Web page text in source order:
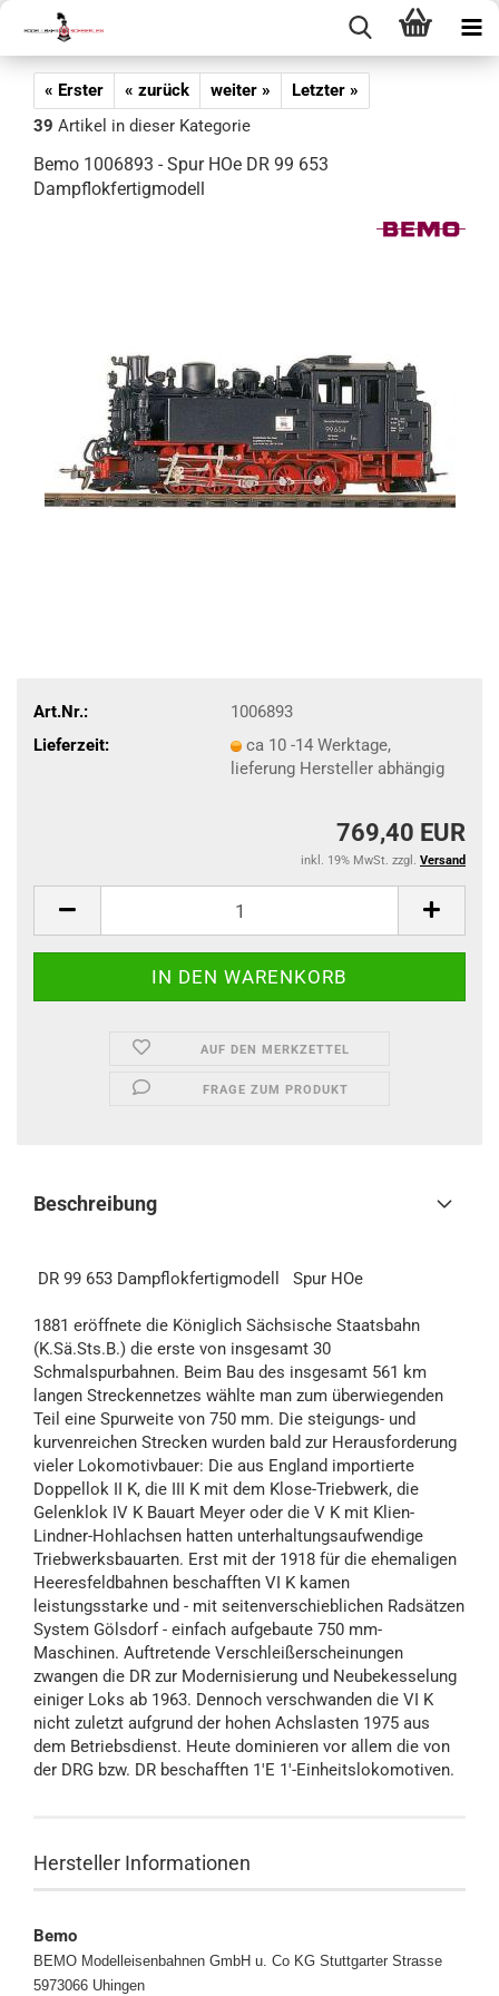
« Erster « zurück weiter »
Letzter »
39 Artikel in dieser Kategorie
Bemo 1006893 - Spur HOe DR 99 653
Dampflokfertigmodell
Art.Nr.:
1006893
Lieferzeit:
ca 10 -14 Werktage,
lieferung Hersteller abhängig
769,40 EUR
inkl. 19% MwSt. zzgl. Versand
AUF DEN MERKZETTEL
FRAGE ZUM PRODUKT
Beschreibung
DR 99 653 Dampflokfertigmodell Spur HOe
1881 eröffnete die Königlich Sächsische Staatsbahn
(K.Sä.Sts.B.) die erste von insgesamt 30
Schmalspurbahnen. Beim Bau des insgesamt 561 km
langen Streckennetzes wählte man zum überwiegenden
Teil eine Spurweite von 750 mm. Die steigungs- und
kurvenreichen Strecken wurden bald zur Herausforderung
vieler Lokomotivbauer: Die aus England importierte
Doppellok II K, die III K mit dem Klose-Triebwerk, die
Gelenklok IV K Bauart Meyer oder die V K mit Klien-
Lindner-Hohlachsen hatten unterhaltungsaufwendige
Triebwerksbauarten. Erst mit der 1918 für die ehemaligen
Heeresfeldbahnen beschafften VI K kamen
leistungsstarke und - mit seitenverschieblichen Radsätzen
System Gölsdorf - einfach aufgebaute 750 mm-
Maschinen. Auftretende Verschleißerscheinungen
zwangen die DR zur Modernisierung und Neubekesselung
einiger Loks ab 1963. Dennoch verschwanden die VI K
nicht zuletzt aufgrund der hohen Achslasten 1975 aus
dem Betriebsdienst. Heute dominieren vor allem die von
der DRG bzw. DR beschafften 1'E 1'-Einheitslokomotiven.
Hersteller Informationen
Bemo
BEMO Modelleisenbahnen GmbH u. Co KG Stuttgarter Strasse
5973066 Uhingen